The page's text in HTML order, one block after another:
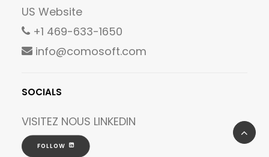
US Website
+1 469-633-1650
info@comosoft.com
SOCIALS
VISITEZ NOUS LINKEDIN
FOLLOW